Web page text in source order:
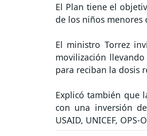
El Plan tiene el
de los niños menores
El ministro Torrez
movilización
para reciban la dosis
Explicó también que
con una inversión
USAID, UNICEF, OPS-